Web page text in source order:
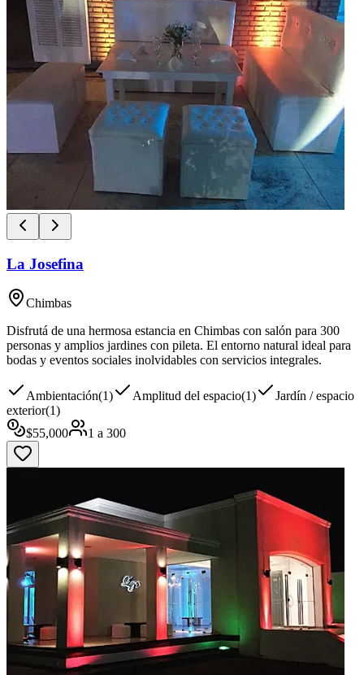
La Josefina
Chimbas
Disfrutá de una hermosa estancia en Chimbas con salón para 300
personas y amplios jardines con pileta. El entorno natural ideal para
bodas y eventos sociales inolvidables con servicios integrales.
Ambientación(1) Amplitud del espacio(1)
Jardín / espacio
exterior(1)
$55,000 1 a 300